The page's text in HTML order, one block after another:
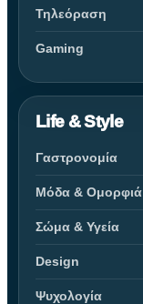
Τηλεόραση
Gaming
Life & Style
Γαστρονομία
Μόδα & Ομορφιά
Σώμα & Υγεία
Design
Ψυχολογία